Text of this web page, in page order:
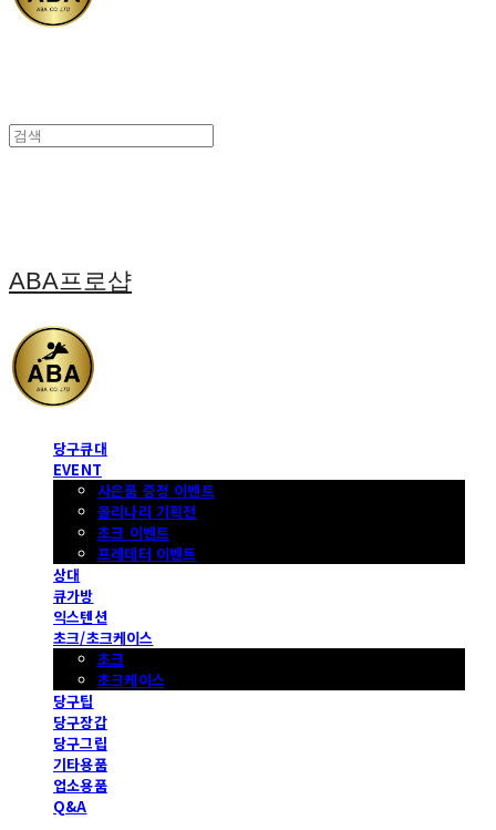
ABA프로샵
당구큐대
EVENT
사은품 증정 이벤트
몰리나리 기획전
초크 이벤트
프레데터 이벤트
상대
큐가방
익스텐션
초크/초크케이스
초크
초크케이스
당구팁
당구장갑
당구그립
기타용품
업소용품
Q&A